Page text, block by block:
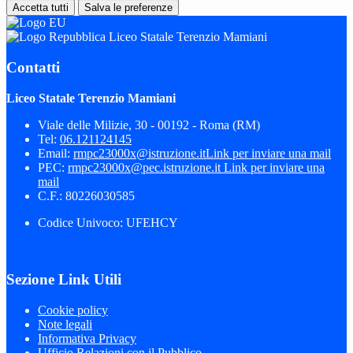
Accetta tutti Salva le preferenze
Liceo Statale Terenzio Mamiani
Contatti
Liceo Statale Terenzio Mamiani
Viale delle Milizie, 30 - 00192 - Roma (RM)
Tel: 06.121124145
Email: rmpc23000x@istruzione.itLink per inviare una mail
PEC: rmpc23000x@pec.istruzione.it Link per inviare una
mail
C.F.: 80226030585
Codice Univoco: UFEHCY
Sezione Link Utili
Cookie policy
Note legali
Informativa Privacy